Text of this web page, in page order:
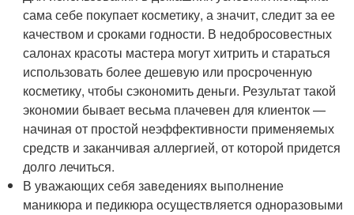
сама себе покупает косметику, а значит, следит за ее
качеством и сроками годности. В недобросовестных
салонах красоты мастера могут хитрить и стараться
использовать более дешевую или просроченную
косметику, чтобы сэкономить деньги. Результат такой
экономии бывает весьма плачевен для клиенток —
начиная от простой неэффективности применяемых
средств и заканчивая аллергией, от которой придется
долго лечиться.
В уважающих себя заведениях выполнение
маникюра и педикюра осуществляется одноразовыми